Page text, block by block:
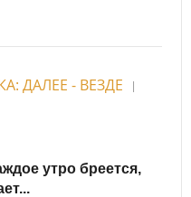
ДАЛЕЕ - ВЕЗДЕ
|
утpо бpеется,